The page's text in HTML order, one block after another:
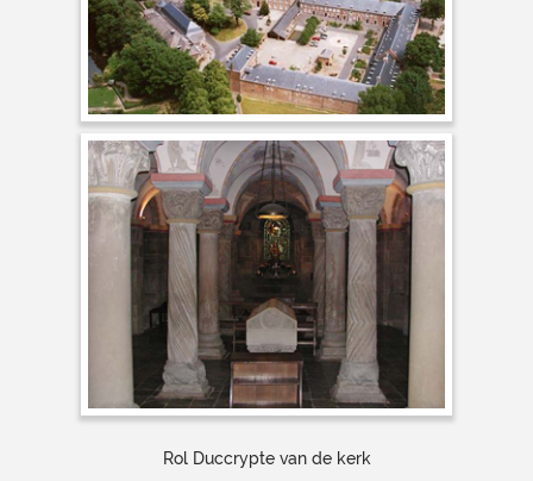
Rol Duccrypte van de kerk